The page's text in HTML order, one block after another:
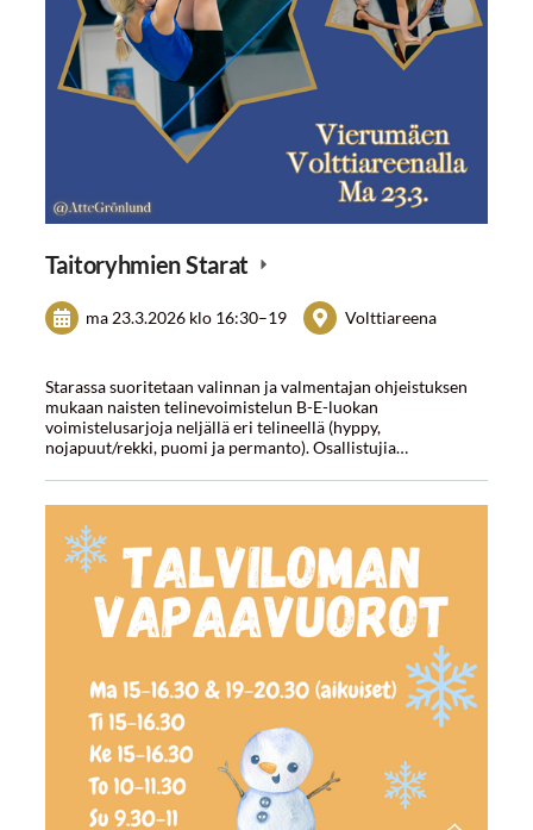
Taitoryhmien Starat
ma 23.3.2026 klo 16:30–19 Volttiareena
Starassa suoritetaan valinnan ja valmentajan ohjeistuksen
mukaan naisten telinevoimistelun B-E-luokan
voimistelusarjoja neljällä eri telineellä (hyppy,
nojapuut/rekki, puomi ja permanto). Osallistujia…